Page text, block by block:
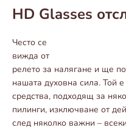
HD Glasses
Често се
вижда от
релето за налягане и ще
нашата духовна сила. Той
средства, подходящ за
пилинги, изключване от
след няколко важни –